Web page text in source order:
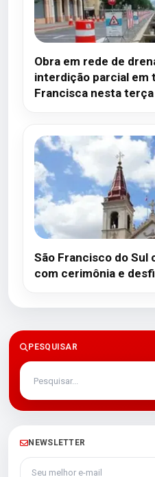
Obra em rede de
interdição parcial em
Francisca nesta terça
São Francisco do Sul
com cerimônia e
PESQUISAR
NEWSLETTER
Seu melhor e-mail